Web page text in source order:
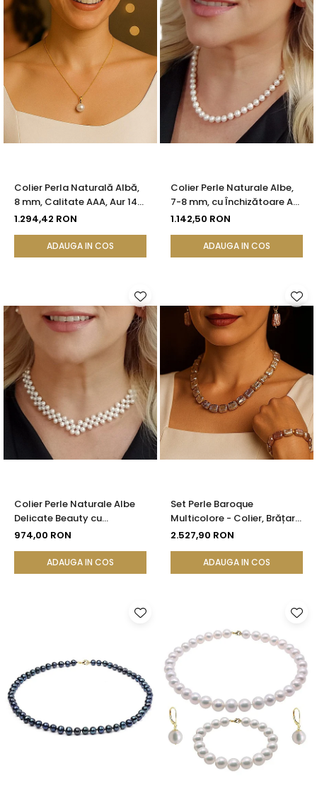
Colier Perla Naturală Albă,
8 mm, Calitate AAA, Aur 14K
(aur 585) | KASKADDA®
1.294,42 RON
ADAUGA IN COS
Colier Perle Naturale Albe,
7-8 mm, cu Închizătoare Aur
14K (aur 585) | KASKADDA®
1.142,50 RON
ADAUGA IN COS
Colier Perle Naturale Albe
Delicate Beauty cu
Închizătoare Argint |
974,00 RON
ADAUGA IN COS
Set Perle Baroque
Multicolore - Colier, Brățară
și Cercei, Aur Galben 14K |
2.527,90 RON
ADAUGA IN COS